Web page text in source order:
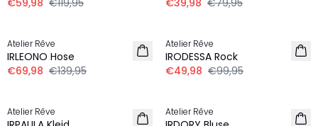
€59,98 €119,95
€39,98 €79,95
Atelier Rêve
IRLEONO Hose
€69,98 €139,95
Atelier Rêve
IRODESSA Rock
€49,98 €99,95
Atelier Rêve Atelier Rêve